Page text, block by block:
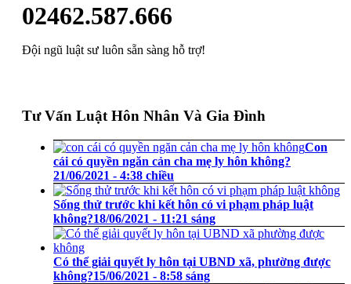
02462.587.666
Đội ngũ luật sư luôn sẵn sàng hỗ trợ!
Tư Vấn Luật Hôn Nhân Và Gia Đình
Con
cái có quyền ngăn cản cha mẹ ly hôn không?
21/06/2021 - 4:38 chiều
Sống thử trước khi kết hôn có vi phạm pháp luật
không?18/06/2021 - 11:21 sáng
Có thể giải quyết ly hôn tại UBND xã, phường được
không?15/06/2021 - 8:58 sáng